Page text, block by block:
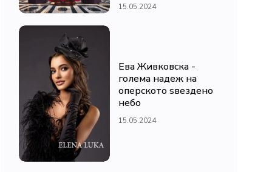
15.05.2024
Ева Живковска -
голема надеж на
оперското ѕвездено
небо
15.05.2024